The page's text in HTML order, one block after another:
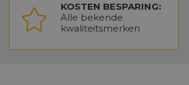
KOSTEN BESPARING:
Alle bekende
kwaliteitsmerken